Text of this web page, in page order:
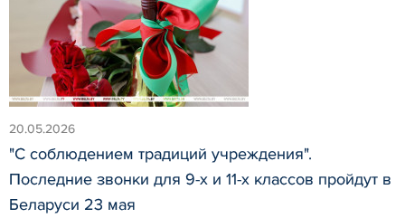
20.05.2026
"С соблюдением традиций учреждения".
Последние звонки для 9-х и 11-х классов пройдут в
Беларуси 23 мая